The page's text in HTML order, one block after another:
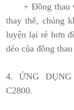
+ Đồng thau
thay thế, chúng
luyện lại rẻ hơn
dẻo của đồng
4. ỨNG
C2800.